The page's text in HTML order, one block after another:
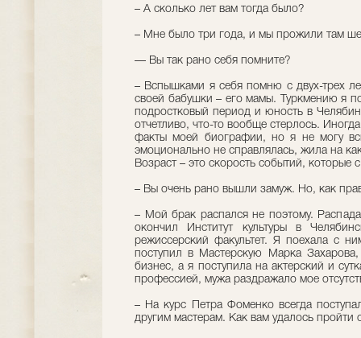
– А сколько лет вам тогда было?
– Мне было три года, и мы прожили там
–– Вы так рано себя помните?
– Вспышками я себя помню с двух-трех
своей бабушки – его мамы. Туркмению я
подростковый период и юность в
отчетливо, что-то вообще стерлось.
факты моей биографии, но я не могу
эмоционально не справлялась, жила на
Возраст – это скорость событий, которые
– Вы очень рано вышли замуж. Но, как
– Мой брак распался не поэтому.
окончил Институт культуры в
режиссерский факультет. Я поехала с
поступил в Мастерскую Марка
бизнес, а я поступила на актерский и
профессией, мужа раздражало мое
– На курс Петра Фоменко всегда
другим мастерам. Как вам удалось пройти